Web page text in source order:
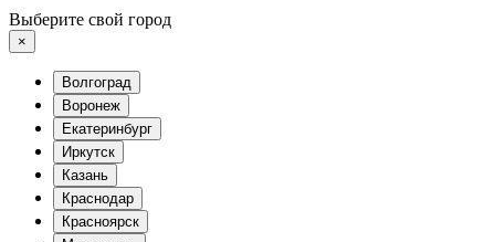
Выберите свой город
×
Волгоград
Воронеж
Екатеринбург
Иркутск
Казань
Краснодар
Красноярск